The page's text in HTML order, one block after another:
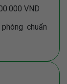
VND
chuẩn